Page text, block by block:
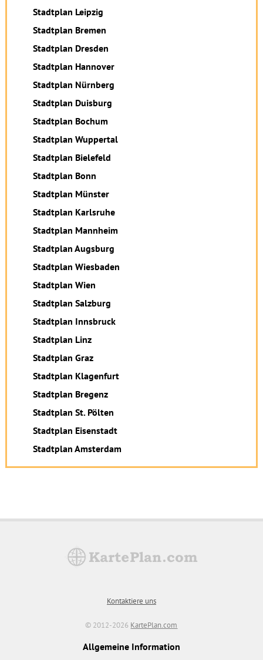
Stadtplan Leipzig
Stadtplan Bremen
Stadtplan Dresden
Stadtplan Hannover
Stadtplan Nürnberg
Stadtplan Duisburg
Stadtplan Bochum
Stadtplan Wuppertal
Stadtplan Bielefeld
Stadtplan Bonn
Stadtplan Münster
Stadtplan Karlsruhe
Stadtplan Mannheim
Stadtplan Augsburg
Stadtplan Wiesbaden
Stadtplan Wien
Stadtplan Salzburg
Stadtplan Innsbruck
Stadtplan Linz
Stadtplan Graz
Stadtplan Klagenfurt
Stadtplan Bregenz
Stadtplan St. Pölten
Stadtplan Eisenstadt
Stadtplan Amsterdam
Kontaktiere uns
© 2012-2026 KartePlan.com
Allgemeine Information